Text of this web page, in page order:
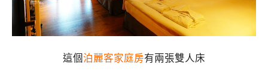
這個泊麗客家庭房有兩張雙人床